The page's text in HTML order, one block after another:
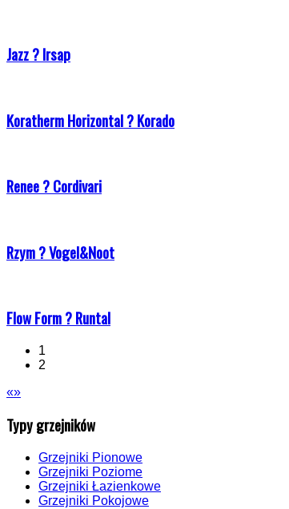
Jazz ? Irsap
Koratherm Horizontal ? Korado
Renee ? Cordivari
Rzym ? Vogel&Noot
Flow Form ? Runtal
1
2
«»
Typy grzejników
Grzejniki Pionowe
Grzejniki Poziome
Grzejniki Łazienkowe
Grzejniki Pokojowe